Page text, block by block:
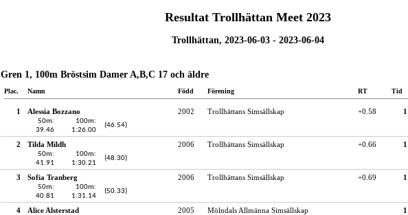
Resultat Trollhättan Meet 2023
Trollhättan, 2023-06-03 - 2023-06-04
Gren 1, 100m Bröstsim Damer A,B,C 17 och äldre
Plac. Namn Född Förening RT Tid
1 Alessia Bozzano 2002 Trollhättans Simsällskap +0.58
50m:
39.46
100m:
1:26.00
(46.54)
2 Tilda Mildh 2006 Trollhättans Simsällskap +0.66
50m:
41.91
100m:
1:30.21
(48.30)
3 Sofia Tranberg 2006 Trollhättans Simsällskap +0.69
50m:
40.81
100m:
1:31.14
(50.33)
4 Alice Alsterstad 2005 Mölndals Allmänna Simsällskap